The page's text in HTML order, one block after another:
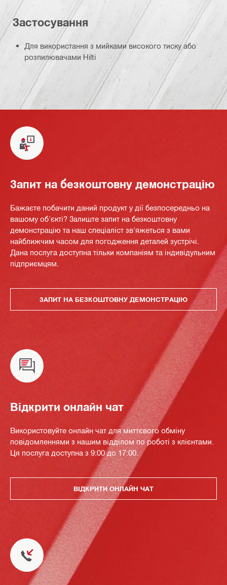
Застосування
Для використання з мийками високого тиску або
розпилювачами Hilti
Запит на безкоштовну демонстрацію
Бажаєте побачити даний продукт у дії безпосередньо на
вашому об'єкті? Залиште запит на безкоштовну
демонстрацію та наш спеціаліст зв'яжеться з вами
найближчим часом для погодження деталей зустрічі.
Дана послуга доступна тільки компаніям та індивідульним
підприємцям.
ЗАПИТ НА БЕЗКОШТОВНУ ДЕМОНСТРАЦІЮ
Відкрити онлайн чат
Використовуйте онлайн чат для миттєвого обміну
повідомленнями з нашим відділом по роботі з клієнтами.
Ця послуга доступна з 9:00 до 17:00.
ВІДКРИТИ ОНЛАЙН ЧАТ